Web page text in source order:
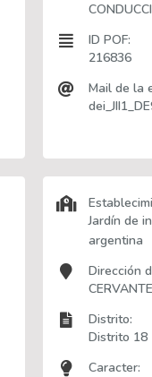
ID POF:
216836
Mail de la
Jardín de
argentina
Dirección
Distrito:
Distrito 18
Caracter: